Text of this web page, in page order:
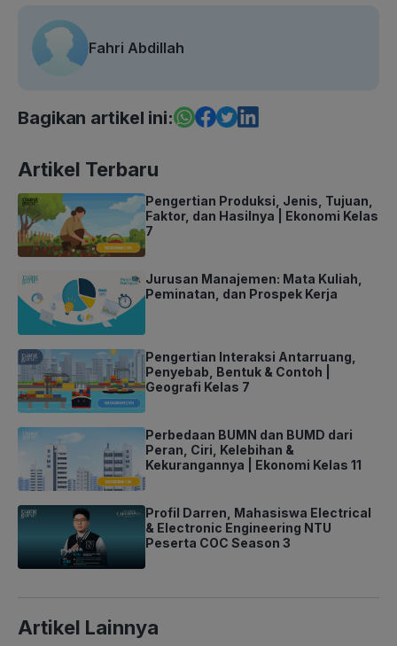
Fahri Abdillah
Bagikan artikel ini:
Artikel Terbaru
Pengertian Produksi, Jenis, Tujuan,
Faktor, dan Hasilnya | Ekonomi Kelas
7
Jurusan Manajemen: Mata Kuliah,
Peminatan, dan Prospek Kerja
Pengertian Interaksi Antarruang,
Penyebab, Bentuk & Contoh |
Geografi Kelas 7
Perbedaan BUMN dan BUMD dari
Peran, Ciri, Kelebihan &
Kekurangannya | Ekonomi Kelas 11
Profil Darren, Mahasiswa Electrical
& Electronic Engineering NTU
Peserta COC Season 3
Artikel Lainnya